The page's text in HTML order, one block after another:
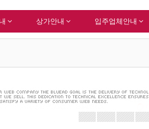
상가안내 입주업체안내